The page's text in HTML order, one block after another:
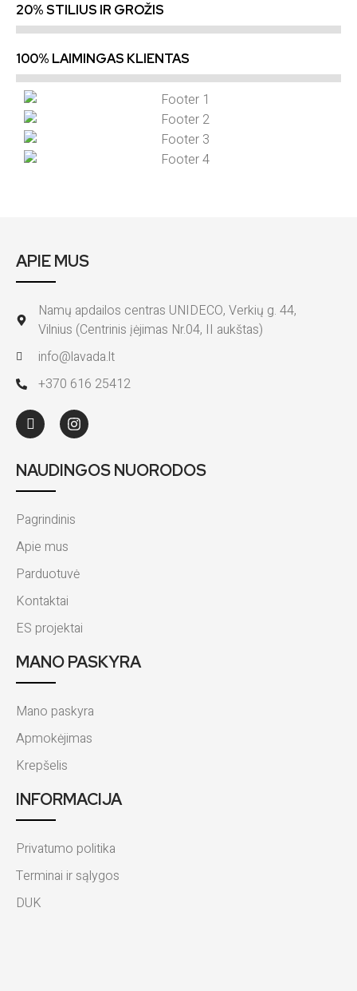
20% STILIUS IR GROŽIS
100% LAIMINGAS KLIENTAS
APIE MUS
Namų apdailos centras UNIDECO, Verkių g. 44,
Vilnius (Centrinis įėjimas Nr.04, II aukštas)
info@lavada.lt
+370 616 25412
NAUDINGOS NUORODOS
Pagrindinis
Apie mus
Parduotuvė
Kontaktai
ES projektai
MANO PASKYRA
Mano paskyra
Apmokėjimas
Krepšelis
INFORMACIJA
Privatumo politika
Terminai ir sąlygos
DUK